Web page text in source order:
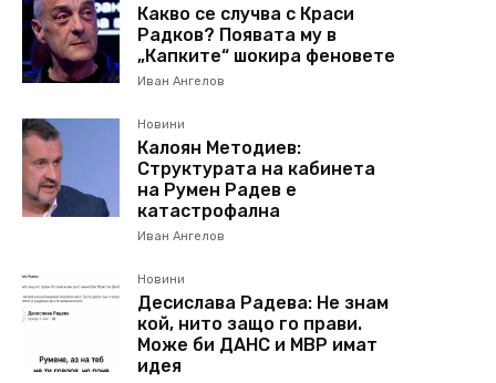
Какво се случва с Краси
Радков? Появата му в
„Капките“ шокира феновете
Иван Ангелов
Новини
Калоян Методиев:
Структурата на кабинета
на Румен Радев е
катастрофална
Иван Ангелов
Новини
Десислава Радева: Не знам
кой, нито защо го прави.
Може би ДАНС и МВР имат
идея